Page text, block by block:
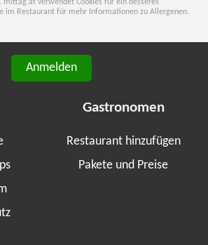
mittag.at verwendet Cookies für ein besseres
im Restaurant für mehr Informationen zu Allergenen.
Anmelden
Gastronomen
Restaurant hinzufügen
Pakete und Preise